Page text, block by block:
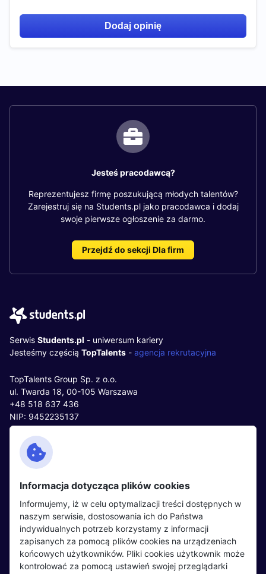
Dodaj opinię
Jesteś pracodawcą?
Reprezentujesz firmę poszukującą młodych talentów?
Zarejestruj się na Students.pl jako pracodawca i dodaj
swoje pierwsze ogłoszenie za darmo.
Przejdź do sekcji Dla firm
Serwis Students.pl - uniwersum kariery
Jesteśmy częścią TopTalents - agencja rekrutacyjna
TopTalents Group Sp. z o.o.
ul. Twarda 18, 00-105 Warszawa
+48 518 637 436
NIP: 9452235137
Kontakt
Facebook
Twitter
LinkedIn
Partnerzy
Wydarzenia
Kandydaci
Regulamin kandydata
Pracodawcy
Regulamin pracodawcy
Informacja dotycząca plików cookies
Informujemy, iż w celu optymalizacji treści dostępnych w
naszym serwisie, dostosowania ich do Państwa
indywidualnych potrzeb korzystamy z informacji
zapisanych za pomocą plików cookies na urządzeniach
końcowych użytkowników. Pliki cookies użytkownik może
kontrolować za pomocą ustawień swojej przeglądarki